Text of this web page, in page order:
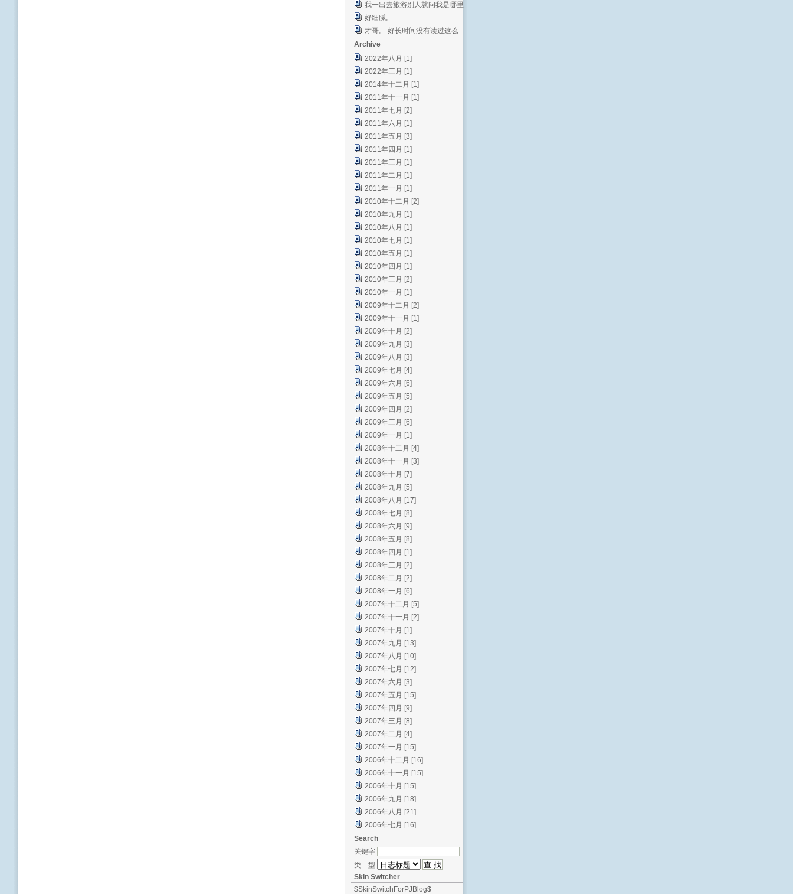
我一出去旅游别人就问我是哪里
人的顺序是Japane...
好细腻。
才哥。 好长时间没有读过这么
真实又亲切的文章了。...
Archive
2022年八月 [1]
2022年三月 [1]
2014年十二月 [1]
2011年十一月 [1]
2011年七月 [2]
2011年六月 [1]
2011年五月 [3]
2011年四月 [1]
2011年三月 [1]
2011年二月 [1]
2011年一月 [1]
2010年十二月 [2]
2010年九月 [1]
2010年八月 [1]
2010年七月 [1]
2010年五月 [1]
2010年四月 [1]
2010年三月 [2]
2010年一月 [1]
2009年十二月 [2]
2009年十一月 [1]
2009年十月 [2]
2009年九月 [3]
2009年八月 [3]
2009年七月 [4]
2009年六月 [6]
2009年五月 [5]
2009年四月 [2]
2009年三月 [6]
2009年一月 [1]
2008年十二月 [4]
2008年十一月 [3]
2008年十月 [7]
2008年九月 [5]
2008年八月 [17]
2008年七月 [8]
2008年六月 [9]
2008年五月 [8]
2008年四月 [1]
2008年三月 [2]
2008年二月 [2]
2008年一月 [6]
2007年十二月 [5]
2007年十一月 [2]
2007年十月 [1]
2007年九月 [13]
2007年八月 [10]
2007年七月 [12]
2007年六月 [3]
2007年五月 [15]
2007年四月 [9]
2007年三月 [8]
2007年二月 [4]
2007年一月 [15]
2006年十二月 [16]
2006年十一月 [15]
2006年十月 [15]
2006年九月 [18]
2006年八月 [21]
2006年七月 [16]
Search
关键字
类 型
Skin Switcher
$SkinSwitchForPJBlog$